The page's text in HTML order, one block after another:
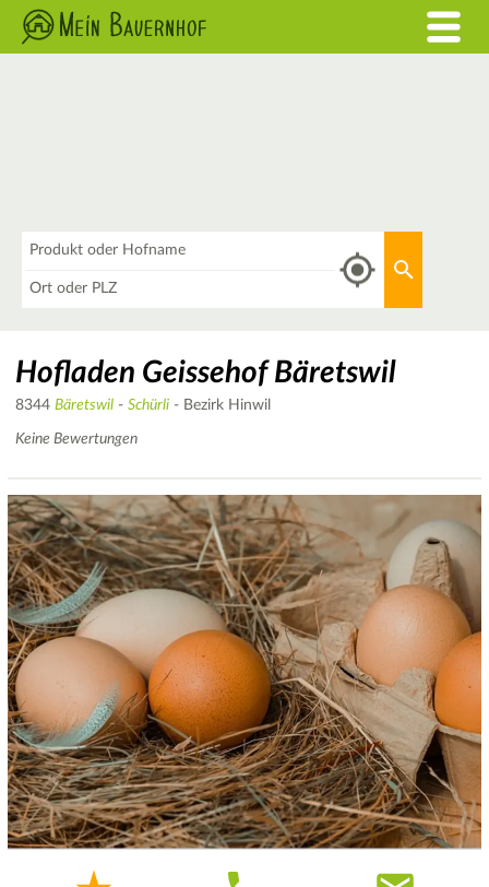
Hofladen Geissehof Bäretswil
8344 Bäretswil - Schürli - Bezirk Hinwil
Keine Bewertungen